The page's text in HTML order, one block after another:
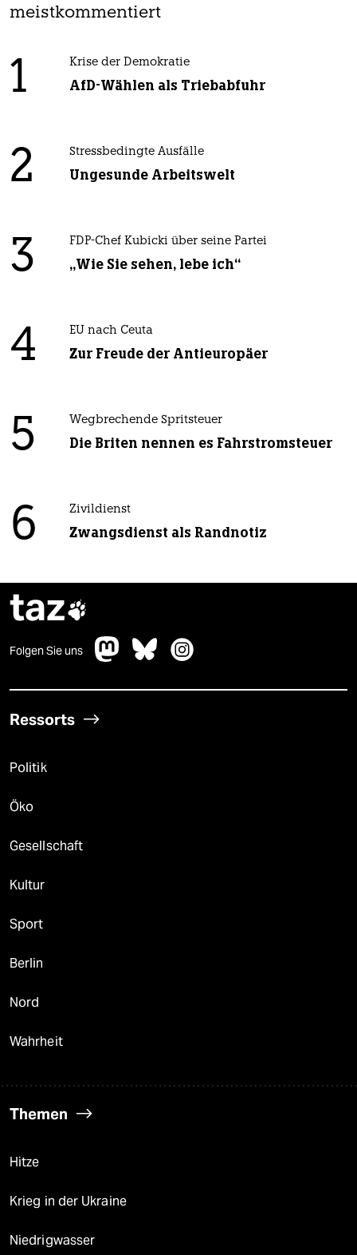
meistkommentiert
1 Krise der Demokratie
AfD-Wählen als Triebabfuhr
2 Stressbedingte Ausfälle
Ungesunde Arbeitswelt
3 FDP-Chef Kubicki über seine Partei
„Wie Sie sehen, lebe ich“
4 EU nach Ceuta
Zur Freude der Antieuropäer
5 Wegbrechende Spritsteuer
Die Briten nennen es Fahrstromsteuer
6 Zivildienst
Zwangsdienst als Randnotiz
taz
Folgen Sie uns
Ressorts
Politik
Öko
Gesellschaft
Kultur
Sport
Berlin
Nord
Wahrheit
Themen
Hitze
Krieg in der Ukraine
Niedrigwasser